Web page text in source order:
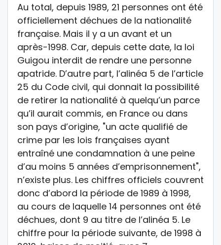
Au total, depuis 1989, 21 personnes ont été
officiellement déchues de la nationalité
française. Mais il y a un avant et un
après-1998. Car, depuis cette date, la loi
Guigou interdit de rendre une personne
apatride. D’autre part, l’alinéa 5 de l’article
25 du Code civil, qui donnait la possibilité
de retirer la nationalité à quelqu’un parce
qu’il aurait commis, en France ou dans
son pays d’origine, "un acte qualifié de
crime par les lois françaises ayant
entraîné une condamnation à une peine
d’au moins 5 années d’emprisonnement",
n’existe plus. Les chiffres officiels couvrent
donc d’abord la période de 1989 à 1998,
au cours de laquelle 14 personnes ont été
déchues, dont 9 au titre de l’alinéa 5. Le
chiffre pour la période suivante, de 1998 à